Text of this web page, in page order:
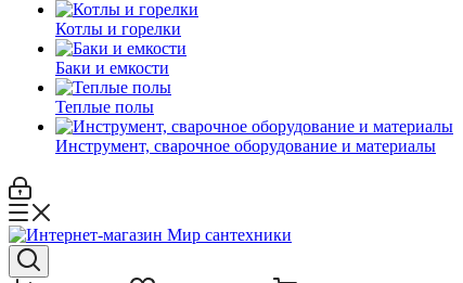
Котлы и горелки
Баки и емкости
Теплые полы
Инструмент, сварочное оборудование и материалы